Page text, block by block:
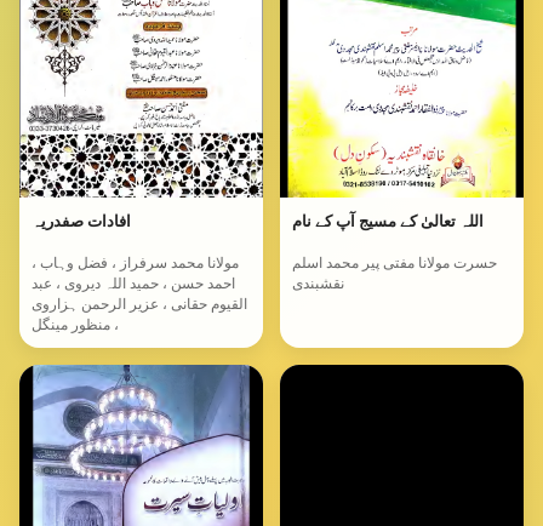
افادات صفدریہ
مولانا محمد سرفراز ، فضل وہاب ،
احمد حسن ، حمید اللہ دیروی ، عبد
القیوم حقانی ، عزیر الرحمن ہزاروی
، منظور مینگل
اللہ تعالیٰ کے مسیج آپ کے نام
حسرت مولانا مفتی پیر محمد اسلم
نقشبندی